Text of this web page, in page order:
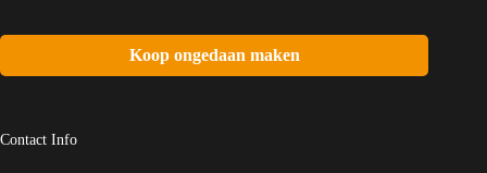
Koop ongedaan maken
Contact Info